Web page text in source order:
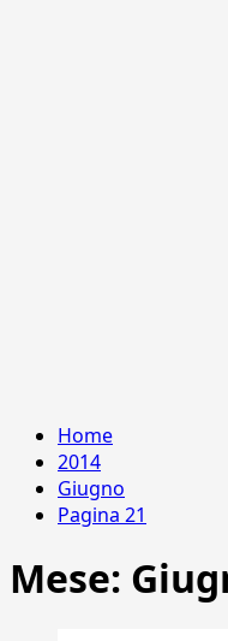
Home
2014
Giugno
Pagina 21
Mese: